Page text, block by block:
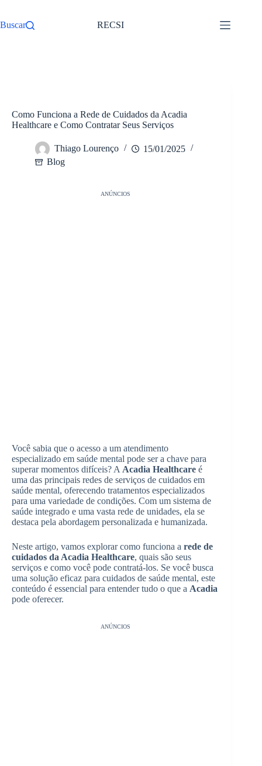
para
o
Buscar RECSI
Como Funciona a Rede de Cuidados da Acadia
Healthcare e Como Contratar Seus Serviços
Thiago Lourenço
15/01/2025
Blog
ANÚNCIOS
Você sabia que o acesso a um atendimento
especializado em saúde mental pode ser a chave para
superar momentos difíceis? A Acadia Healthcare é
uma das principais redes de serviços de cuidados em
saúde mental, oferecendo tratamentos especializados
para uma variedade de condições. Com um sistema de
saúde integrado e uma vasta rede de unidades, ela se
destaca pela abordagem personalizada e humanizada.
Neste artigo, vamos explorar como funciona a rede de
cuidados da Acadia Healthcare, quais são seus
serviços e como você pode contratá-los. Se você busca
uma solução eficaz para cuidados de saúde mental, este
conteúdo é essencial para entender tudo o que a Acadia
pode oferecer.
ANÚNCIOS